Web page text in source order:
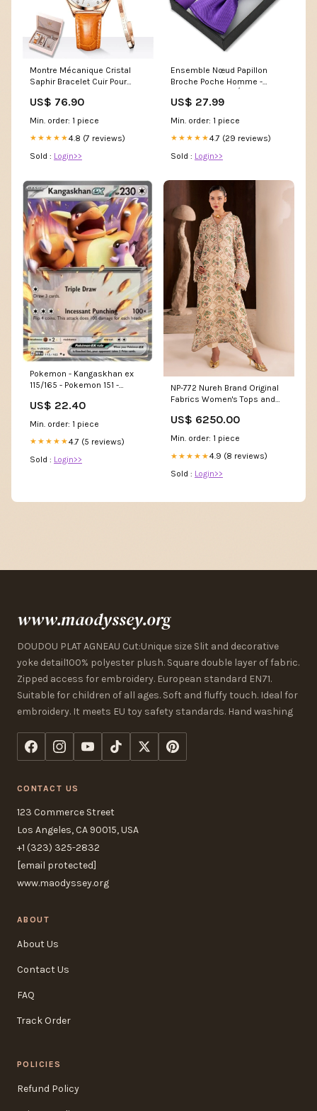
Montre Mécanique Cristal
Saphir Bracelet Cuir Pour
US$ 76.90
Min. order: 1 piece
★★★★★4.8 (7 reviews)
Sold : Login>>
Ensemble Nœud Papillon
Broche Poche Homme -
Couleur:Rouge
US$ 27.99
Min. order: 1 piece
★★★★★4.7 (29 reviews)
Sold : Login>>
Pokemon - Kangaskhan ex
115/165 - Pokemon 151 -
US$ 22.40
Min. order: 1 piece
★★★★★4.7 (5 reviews)
Sold : Login>>
NP-772 Nureh Brand Original
Fabrics Women's Tops and
US$ 6250.00
Min. order: 1 piece
★★★★★4.9 (8 reviews)
Sold : Login>>
www.maodyssey.org
DOUDOU PLAT AGNEAU Cut:Unique size Slit and decorative
yoke detail100% polyester plush. Square double layer of fabric.
Zipped access for embroidery. European standard EN71.
Suitable for children of all ages. Soft and fluffy touch. Ideal for
embroidery. It meets EU toy safety standards. Hand washing
CONTACT US
123 Commerce Street
Los Angeles, CA 90015, USA
+1 (323) 325-2832
[email protected]
www.maodyssey.org
ABOUT
About Us
Contact Us
FAQ
Track Order
POLICIES
Refund Policy